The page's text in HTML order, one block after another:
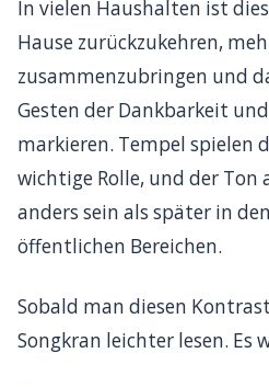
In vielen Haushalten ist
Hause zurückzukehren,
zusammenzubringen und
Gesten der Dankbarkeit
markieren. Tempel spielen
wichtige Rolle, und der
anders sein als später in
öffentlichen Bereichen.
Sobald man diesen
Songkran leichter lesen. Es